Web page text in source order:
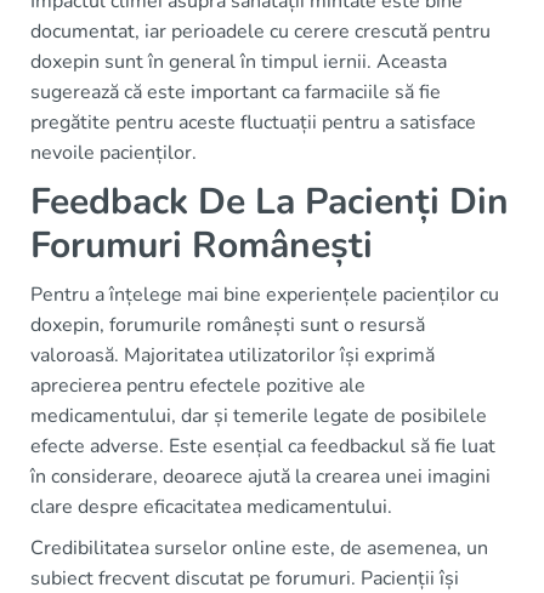
documentat, iar perioadele cu cerere crescută pentru
doxepin sunt în general în timpul iernii. Aceasta
sugerează că este important ca farmaciile să fie
pregătite pentru aceste fluctuații pentru a satisface
nevoile pacienților.
Feedback De La Pacienți Din
Forumuri Românești
Pentru a înțelege mai bine experiențele pacienților cu
doxepin, forumurile românești sunt o resursă
valoroasă. Majoritatea utilizatorilor își exprimă
aprecierea pentru efectele pozitive ale
medicamentului, dar și temerile legate de posibilele
efecte adverse. Este esențial ca feedbackul să fie luat
în considerare, deoarece ajută la crearea unei imagini
clare despre eficacitatea medicamentului.
Credibilitatea surselor online este, de asemenea, un
subiect frecvent discutat pe forumuri. Pacienții își